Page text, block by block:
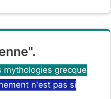
mythologies grecque
n'est pas si